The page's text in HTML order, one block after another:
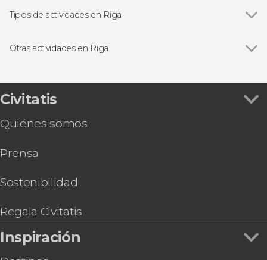
Tipos de actividades en Riga
Free Tour
Otras actividades en Riga
Tour en bicicleta por Riga
Entradas para la noria Riga Rise
Autobús turístico de Riga
Basic Riga Pass
Civitatis
Quiénes somos
Prensa
Sostenibilidad
Regala Civitatis
Inspiración